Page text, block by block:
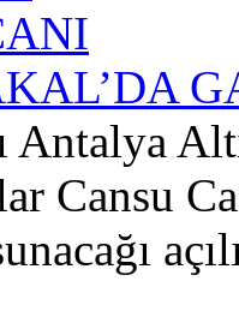
Antalya
Cansu